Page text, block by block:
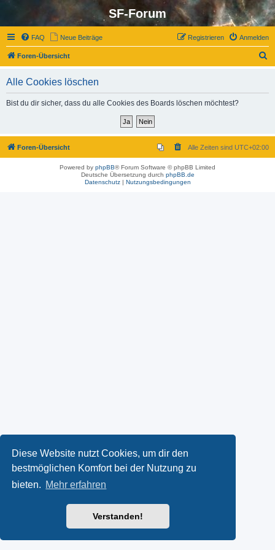
Diese Website nutzt Cookies, um dir den
bestmöglichen Komfort bei der Nutzung zu
bieten. Mehr erfahren
Verstanden!
SF-Forum
FAQ Neue Beiträge Anmelden
Registrieren
Foren-Übersicht
Alle Cookies löschen
Bist du dir sicher, dass du alle Cookies des Boards löschen möchtest?
Foren-Übersicht Alle Zeiten sind UTC+02:00
Powered by phpBB® Forum Software © phpBB Limited
Deutsche Übersetzung durch phpBB.de
Datenschutz| Nutzungsbedingungen